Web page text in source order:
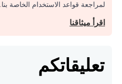
لمراجعة قواعد الاستخدام الخاصة بنا.
اقرأ ميثاقنا
تعليقاتكم